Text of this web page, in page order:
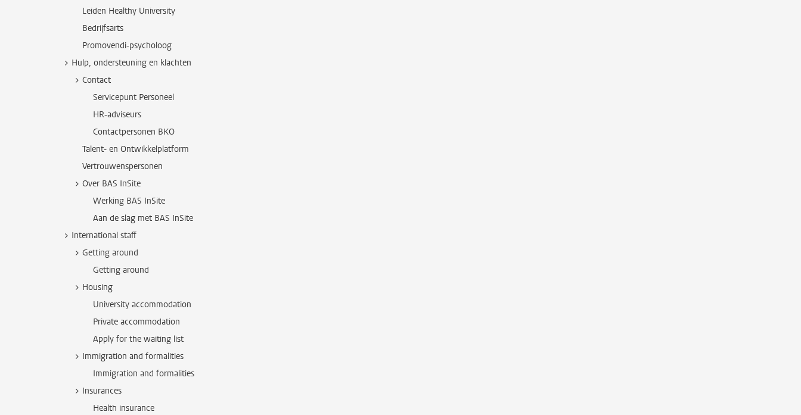
Leiden Healthy University
Bedrijfsarts
Promovendi-psycholoog
Hulp, ondersteuning en klachten
Contact
Servicepunt Personeel
HR-adviseurs
Contactpersonen BKO
Talent- en Ontwikkelplatform
Vertrouwenspersonen
Over BAS InSite
Werking BAS InSite
Aan de slag met BAS InSite
International staff
Getting around
Getting around
Housing
University accommodation
Private accommodation
Apply for the waiting list
Immigration and formalities
Immigration and formalities
Insurances
Health insurance